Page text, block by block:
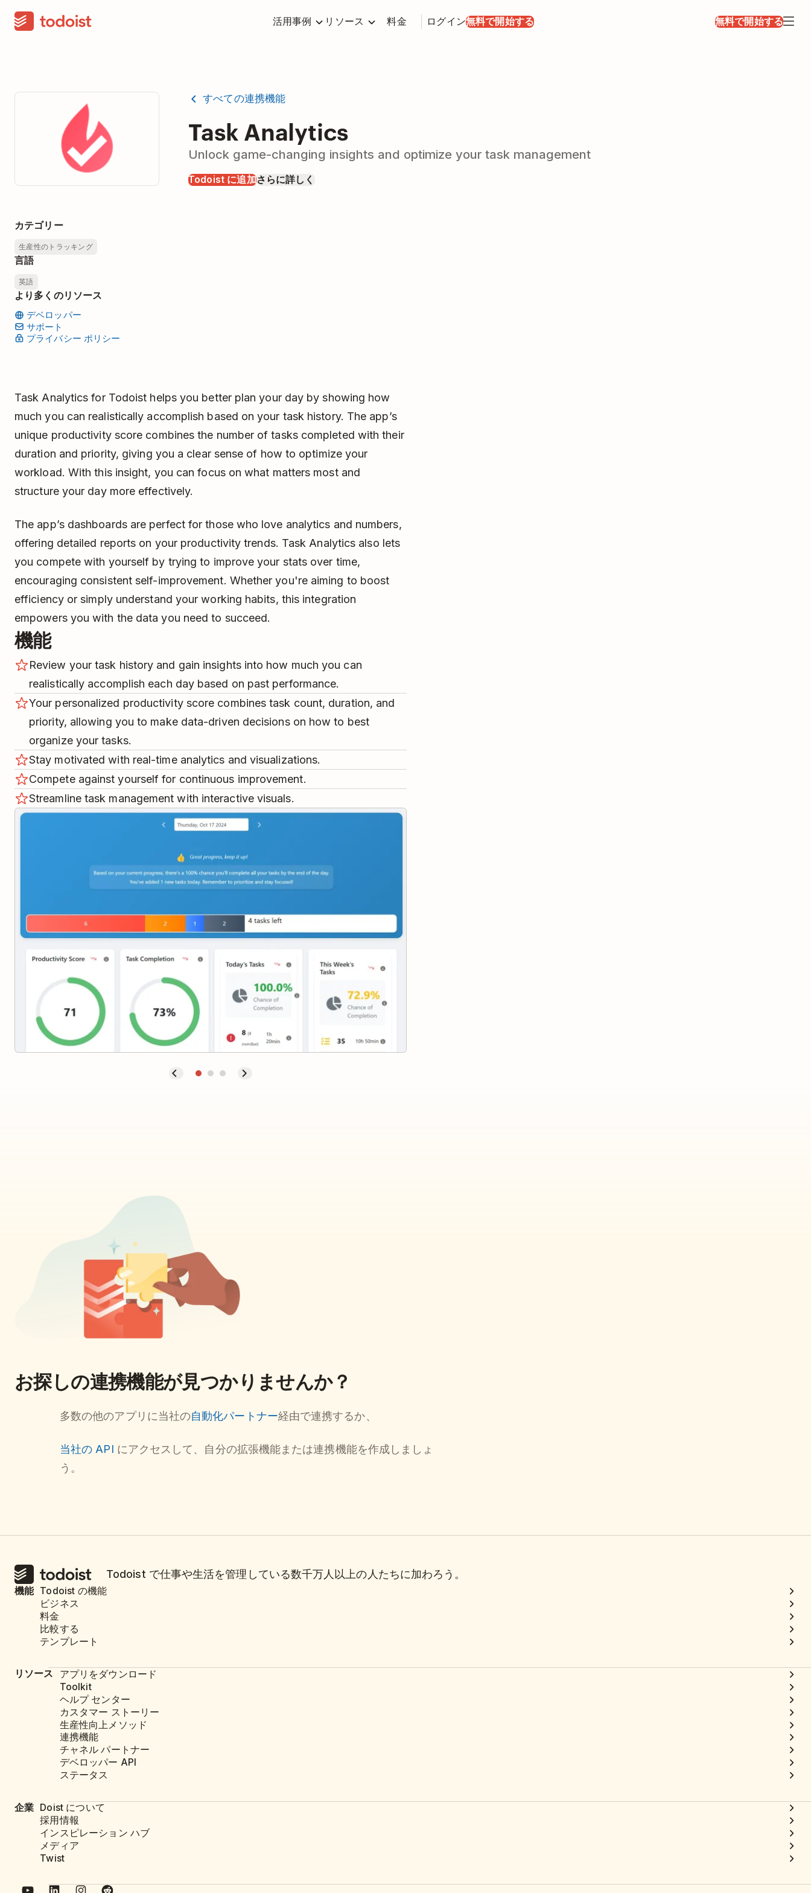
活用事例 リソース 料金 ログイン無料で開始する 無料で開始する
すべての連携機能
Task Analytics
Unlock game-changing insights and optimize your task management
Todoist に追加さらに詳しく
カテゴリー
生産性のトラッキング
言語
英語
より多くのリソース
デベロッパー
サポート
プライバシー ポリシー
Task Analytics for Todoist helps you better plan your day by showing how
much you can realistically accomplish based on your task history. The app’s
unique productivity score combines the number of tasks completed with their
duration and priority, giving you a clear sense of how to optimize your
workload. With this insight, you can focus on what matters most and
structure your day more effectively.
The app’s dashboards are perfect for those who love analytics and numbers,
offering detailed reports on your productivity trends. Task Analytics also lets
you compete with yourself by trying to improve your stats over time,
encouraging consistent self-improvement. Whether you're aiming to boost
efficiency or simply understand your working habits, this integration
empowers you with the data you need to succeed.
機能
Review your task history and gain insights into how much you can
realistically accomplish each day based on past performance.
Your personalized productivity score combines task count, duration, and
priority, allowing you to make data-driven decisions on how to best
organize your tasks.
Stay motivated with real-time analytics and visualizations.
Compete against yourself for continuous improvement.
Streamline task management with interactive visuals.
お探しの連携機能が見つかりませんか？
多数の他のアプリに当社の自動化パートナー経由で連携するか、
当社の API にアクセスして、自分の拡張機能または連携機能を作成しましょ
う。
Todoist で仕事や生活を管理している数千万人以上の人たちに加わろう。
機能 Todoist の機能
ビジネス
料金
比較する
テンプレート
リソース
アプリをダウンロード
Toolkit
ヘルプ センター
カスタマー ストーリー
生産性向上メソッド
連携機能
チャネル パートナー
デベロッパー API
ステータス
企業 Doist について
採用情報
インスピレーション ハブ
メディア
Twist